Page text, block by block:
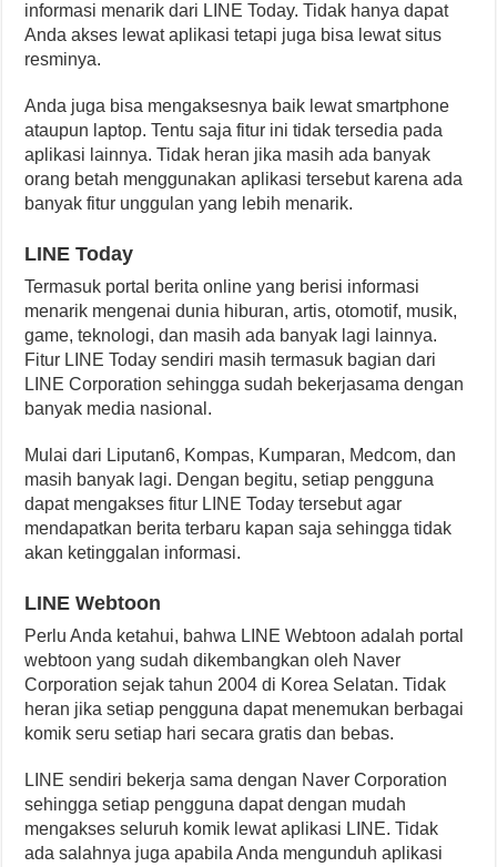
informasi menarik dari LINE Today. Tidak hanya dapat
Anda akses lewat aplikasi tetapi juga bisa lewat situs
resminya.
Anda juga bisa mengaksesnya baik lewat smartphone
ataupun laptop. Tentu saja fitur ini tidak tersedia pada
aplikasi lainnya. Tidak heran jika masih ada banyak
orang betah menggunakan aplikasi tersebut karena ada
banyak fitur unggulan yang lebih menarik.
LINE Today
Termasuk portal berita online yang berisi informasi
menarik mengenai dunia hiburan, artis, otomotif, musik,
game, teknologi, dan masih ada banyak lagi lainnya.
Fitur LINE Today sendiri masih termasuk bagian dari
LINE Corporation sehingga sudah bekerjasama dengan
banyak media nasional.
Mulai dari Liputan6, Kompas, Kumparan, Medcom, dan
masih banyak lagi. Dengan begitu, setiap pengguna
dapat mengakses fitur LINE Today tersebut agar
mendapatkan berita terbaru kapan saja sehingga tidak
akan ketinggalan informasi.
LINE Webtoon
Perlu Anda ketahui, bahwa LINE Webtoon adalah portal
webtoon yang sudah dikembangkan oleh Naver
Corporation sejak tahun 2004 di Korea Selatan. Tidak
heran jika setiap pengguna dapat menemukan berbagai
komik seru setiap hari secara gratis dan bebas.
LINE sendiri bekerja sama dengan Naver Corporation
sehingga setiap pengguna dapat dengan mudah
mengakses seluruh komik lewat aplikasi LINE. Tidak
ada salahnya juga apabila Anda mengunduh aplikasi